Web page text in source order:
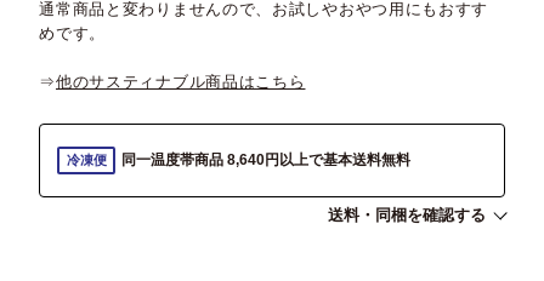
通常商品と変わりませんので、お試しやおやつ用にもおすす
めです。
⇒他のサスティナブル商品はこちら
冷凍便 同一温度帯商品 8,640円以上で基本送料無料
送料・同梱を確認する